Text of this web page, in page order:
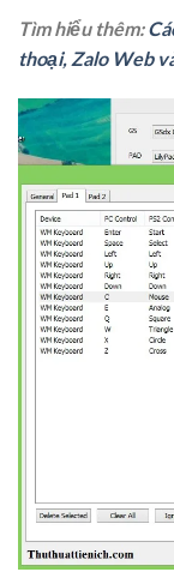
Tìm hiểu thêm:
thoại, Zalo Web